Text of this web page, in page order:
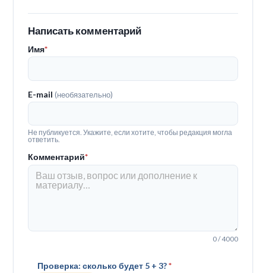
Написать комментарий
Имя*
E-mail(необязательно)
Не публикуется. Укажите, если хотите, чтобы редакция могла
ответить.
Комментарий*
0 / 4000
Проверка: сколько будет 5 + 3?*